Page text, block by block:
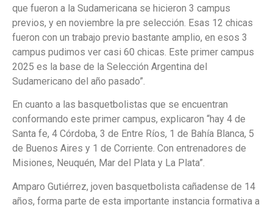
que fueron a la Sudamericana se hicieron 3 campus
previos, y en noviembre la pre selección. Esas 12 chicas
fueron con un trabajo previo bastante amplio, en esos 3
campus pudimos ver casi 60 chicas. Este primer campus
2025 es la base de la Selección Argentina del
Sudamericano del año pasado”.
En cuanto a las basquetbolistas que se encuentran
conformando este primer campus, explicaron “hay 4 de
Santa fe, 4 Córdoba, 3 de Entre Ríos, 1 de Bahía Blanca, 5
de Buenos Aires y 1 de Corriente. Con entrenadores de
Misiones, Neuquén, Mar del Plata y La Plata”.
Amparo Gutiérrez, joven basquetbolista cañadense de 14
años, forma parte de esta importante instancia formativa a